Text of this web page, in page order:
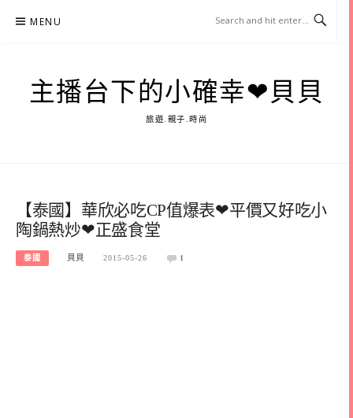
MENU
主播台下的小確幸❤貝貝
旅遊.親子.時尚
【泰國】華欣必吃CP值爆表❤平價又好吃小
陶鍋熱炒❤正盛食堂
泰國 貝貝 2015-05-26 1